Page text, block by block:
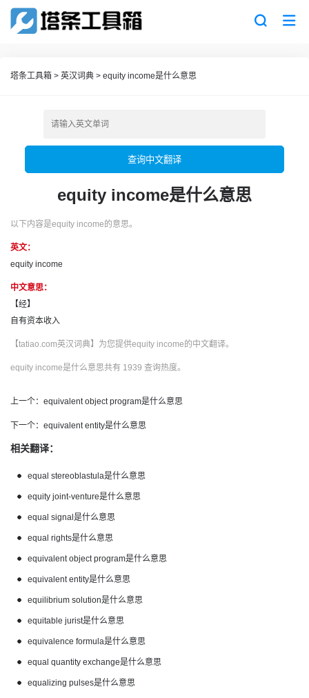
塔条工具箱 > 英汉词典 > equity income是什么意思
查询中文翻译
equity income是什么意思
以下内容是equity income的意思。
英文：
equity income
中文意思：
【经】
自有资本收入
【tatiao.com英汉词典】为您提供equity income的中文翻译。
equity income是什么意思共有 1939 查询热度。
上一个： equivalent object program是什么意思
下一个： equivalent entity是什么意思
相关翻译：
equal stereoblastula是什么意思
equity joint-venture是什么意思
equal signal是什么意思
equal rights是什么意思
equivalent object program是什么意思
equivalent entity是什么意思
equilibrium solution是什么意思
equitable jurist是什么意思
equivalence formula是什么意思
equal quantity exchange是什么意思
equalizing pulses是什么意思